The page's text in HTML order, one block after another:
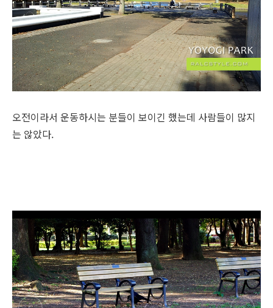
오전이라서 운동하시는 분들이 보이긴 했는데 사람들이 많지
는 않았다.